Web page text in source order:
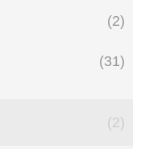
(2)
(31)
(2)